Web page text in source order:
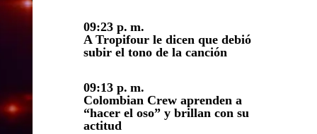
09:23 p. m.
A Tropifour le dicen que debió
subir el tono de la canción
09:13 p. m.
Colombian Crew aprenden a
“hacer el oso” y brillan con su
actitud